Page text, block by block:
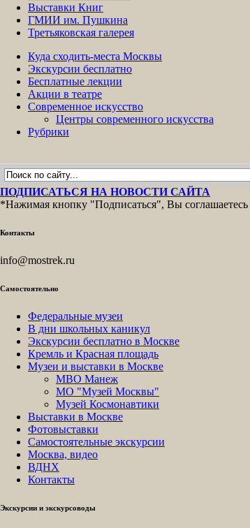
Выставки Книг
ГМИИ им. Пушкина
Третьяковская галерея
Куда сходить-места Москвы
Экскурсии бесплатно
Бесплатные лекции
Акции в театре
Современное искусство
Центры современного искусства
Рубрики
ПОДПИСАТЬСЯ НА НОВОСТИ САЙТА
*Нажимая кнопку "Подписаться", Вы соглашаетесь
Контакты
info@mostrek.ru
Самостоятельно
Федеральные музеи
В дни школьных каникул
Экскурсии бесплатно в Москве
Кремль и Красная площадь
Музеи и выставки в Москве
МВО Манеж
МО "Музей Москвы"
Музей Космонавтики
Выставки в Москве
Фотовыставки
Самостоятельные экскурсии
Москва, видео
ВДНХ
Контакты
Экскурсии и экскурсоводы